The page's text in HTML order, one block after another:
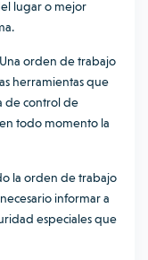
lugar o mejor
orden de trabajo
herramientas que
de control de
todo momento la
la orden de trabajo
informar a
especiales que